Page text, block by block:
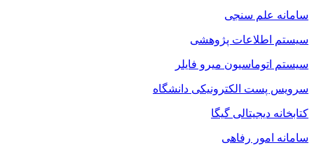
سامانه علم سنجی
سیستم اطلاعات پژوهشی
سیستم اتوماسیون میرو فایلر
سرویس پست الکترونیکی دانشگاه
کتابخانه دیجیتالی گیگا
سامانه امور رفاهی